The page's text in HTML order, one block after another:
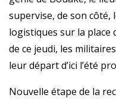
supervise, de son côté,
logistiques sur la place
de ce jeudi, les
leur départ d’ici l’été
Nouvelle étape de la